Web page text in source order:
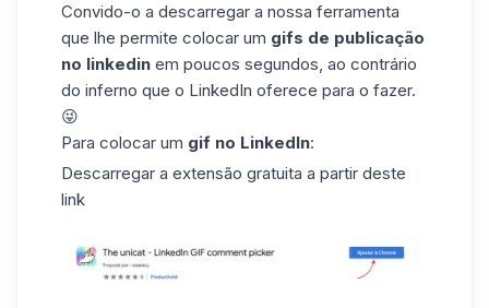
Convido-o a descarregar a nossa ferramenta
que lhe permite colocar um gifs de publicação
no linkedin em poucos segundos, ao contrário
do inferno que o LinkedIn oferece para o fazer.
😜
Para colocar um gif no LinkedIn:
Descarregar a extensão gratuita a partir deste
link